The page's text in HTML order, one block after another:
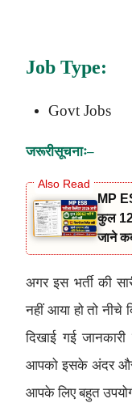
Job Type:
Govt Jobs
जरूरीसूचनाः–
MP
कुल 12
जाने कब
अगर इस भर्ती की
नहीं आया हो तो नीचे
दिखाई गई
आपको इसके अंदर और
आपके लिए बहुत